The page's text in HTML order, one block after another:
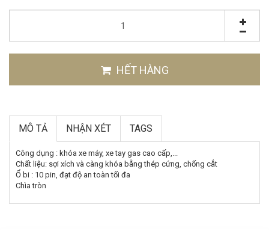
HẾT HÀNG
MÔ TẢ NHẬN XÉT TAGS
Công dụng : khóa xe máy, xe tay gas cao cấp,...
Chất liệu: sợi xích và càng khóa bằng thép cứng, chống cắt
Ổ bi : 10 pin, đạt độ an toàn tối đa
Chìa tròn